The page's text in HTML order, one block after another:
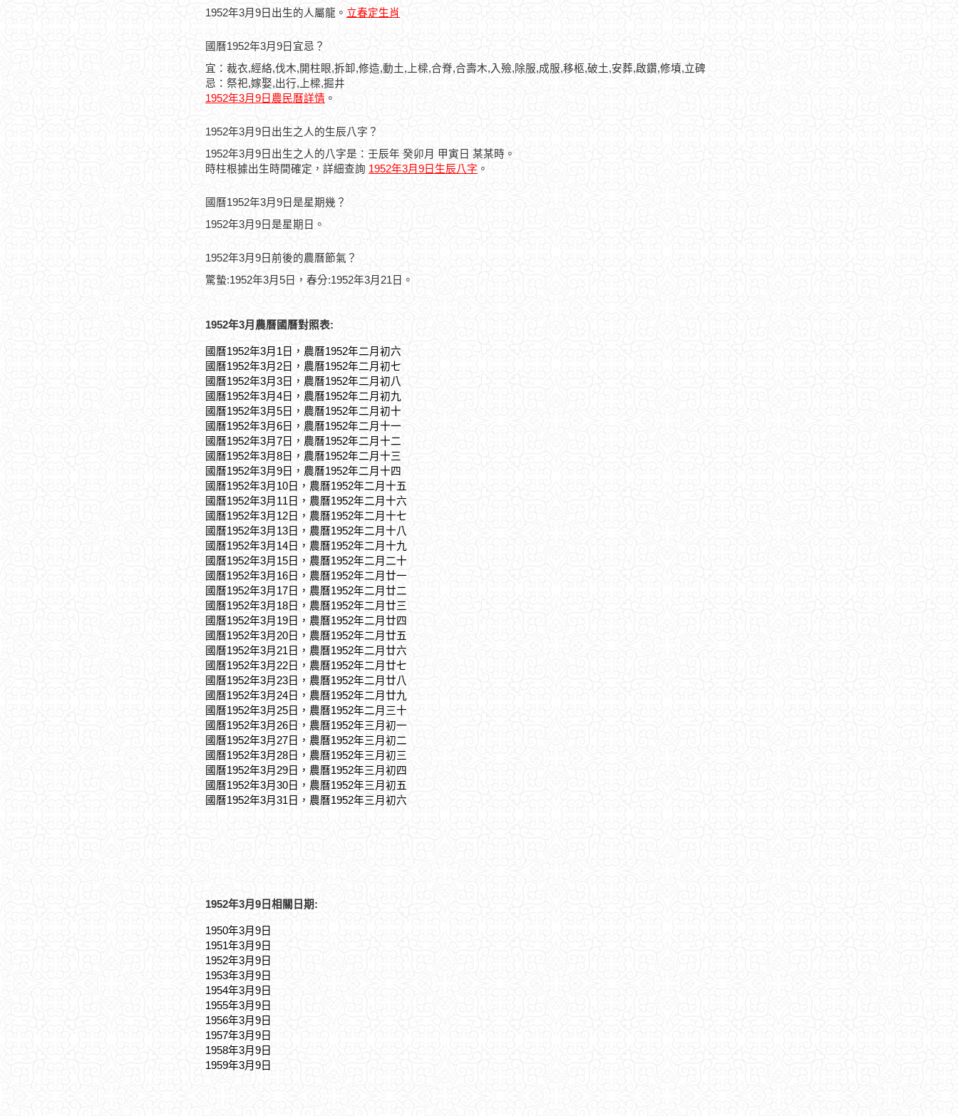
1952年3月9日出生的人屬龍。 立春定生肖
國曆1952年3月9日宜忌？
宜：裁衣,經絡,伐木,開柱眼,拆卸,修造,動土,上樑,合脊,合壽木,入殮,除服,成服,移柩,破土,安葬,啟鑽,修墳,立碑
忌：祭祀,嫁娶,出行,上樑,掘井
1952年3月9日農民曆詳情 。
1952年3月9日出生之人的生辰八字？
1952年3月9日出生之人的八字是：壬辰年 癸卯月 甲寅日 某某時。
時柱根據出生時間確定，詳細查詢 1952年3月9日生辰八字 。
國曆1952年3月9日是星期幾？
1952年3月9日是星期日。
1952年3月9日前後的農曆節氣？
驚蟄:1952年3月5日，春分:1952年3月21日。
1952年3月農曆國曆對照表:
國曆1952年3月1日，農曆1952年二月初六
國曆1952年3月2日，農曆1952年二月初七
國曆1952年3月3日，農曆1952年二月初八
國曆1952年3月4日，農曆1952年二月初九
國曆1952年3月5日，農曆1952年二月初十
國曆1952年3月6日，農曆1952年二月十一
國曆1952年3月7日，農曆1952年二月十二
國曆1952年3月8日，農曆1952年二月十三
國曆1952年3月9日，農曆1952年二月十四
國曆1952年3月10日，農曆1952年二月十五
國曆1952年3月11日，農曆1952年二月十六
國曆1952年3月12日，農曆1952年二月十七
國曆1952年3月13日，農曆1952年二月十八
國曆1952年3月14日，農曆1952年二月十九
國曆1952年3月15日，農曆1952年二月二十
國曆1952年3月16日，農曆1952年二月廿一
國曆1952年3月17日，農曆1952年二月廿二
國曆1952年3月18日，農曆1952年二月廿三
國曆1952年3月19日，農曆1952年二月廿四
國曆1952年3月20日，農曆1952年二月廿五
國曆1952年3月21日，農曆1952年二月廿六
國曆1952年3月22日，農曆1952年二月廿七
國曆1952年3月23日，農曆1952年二月廿八
國曆1952年3月24日，農曆1952年二月廿九
國曆1952年3月25日，農曆1952年二月三十
國曆1952年3月26日，農曆1952年三月初一
國曆1952年3月27日，農曆1952年三月初二
國曆1952年3月28日，農曆1952年三月初三
國曆1952年3月29日，農曆1952年三月初四
國曆1952年3月30日，農曆1952年三月初五
國曆1952年3月31日，農曆1952年三月初六
1952年3月9日相關日期:
1950年3月9日
1951年3月9日
1952年3月9日
1953年3月9日
1954年3月9日
1955年3月9日
1956年3月9日
1957年3月9日
1958年3月9日
1959年3月9日